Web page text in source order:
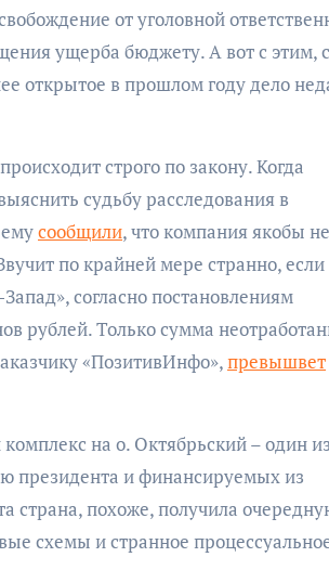
от уголовной
ущерба бюджету. А вот с этим,
открытое в прошлом году дело
строго по закону. Когда
судьбу расследования в
сообщили, что компания якобы не
по крайней мере странно, если
согласно постановлениям
рублей. Только сумма
«ПозитивИнфо»,превышвет
на о. Октябрьский – один из
президента и финансируемых из
страна, похоже, получила
схемы и странное